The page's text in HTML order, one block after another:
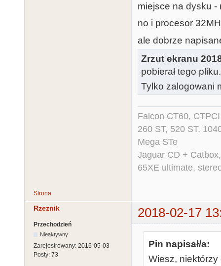
miejsce na dysku -
no i procesor
ale dobrze
Zrzut ekranu
pobierał tego
Tylko zalogowani
Falcon CT60,
260 ST, 520 ST,
Mega STe
Jaguar CD +
65XE ultimate,
Strona
Rzeznik 2018-02-17
Przechodzień
Nieaktywny
Zarejestrowany: 2016-05-03
Posty: 73
Pin napisał/a:
Wiesz,